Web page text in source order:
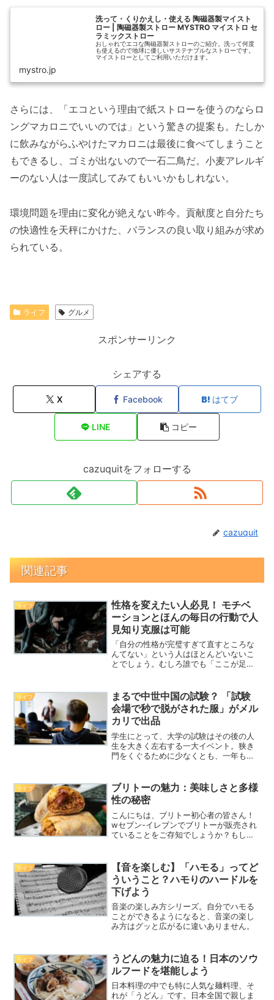
洗って・くりかえし・使える 陶磁器製マイスト
ロー | 陶磁器製ストロー MYSTRO マイストロ セ
ラミックストロー
おしゃれでエコな陶磁器製ストローのご紹介。洗って何度
も使えるので地球に優しいサステナブルなストローです。
マイストローとしてご利用いただけます。
mystro.jp
さらには、「エコという理由で紙ストローを使うのならロ
ングマカロニでいいのでは」という驚きの提案も。たしか
に飲みながらふやけたマカロニは最後に食べてしまうこと
もできるし、ゴミが出ないので一石二鳥だ。小麦アレルギ
ーのない人は一度試してみてもいいかもしれない。
環境問題を理由に変化が絶えない昨今。貢献度と自分たち
の快適性を天秤にかけた、バランスの良い取り組みが求め
られている。
ライフ グルメ
スポンサーリンク
シェアする
X Facebook はてブ
LINE コピー
cazuquitをフォローする
cazuquit
関連記事
ライフ
性格を変えたい人必見！ モチベ
ーションとほんの毎日の行動で人
見知り克服は可能
「自分の性格が完璧すぎて直すところな
んてない」という人はほとんどいないこ
とでしょう。むしろ誰でも「ここが足り
が克服したい問題の1つは人見知りかもし
れません。YouTub...
ライフ
まるで中世中国の試験？ 「試験
会場で秒で脱がされた服」がメル
カリで出品
学生にとって、大学の試験はその後の人
生を大きく左右する一大イベント。狭き
門をくぐるために少なくとも、一年もし
割合の人々がこのような経験をしたこと
があるのではないだろう...
ライフ
ブリトーの魅力：美味しさと多様
性の秘密
こんにちは、ブリトー初心者の皆さん！
wセブン-イレブンでブリトーが販売され
ていることをご存知でしょうか？もしま
理解し、次回のランチやディナーでブリ
トーを選んでみてくださ...
ライフ
【音を楽しむ】「ハモる」ってど
ういうこと？ハモりのハードルを
下げよう
音楽の楽しみ方シリーズ。自分でハモる
ことができるようになると、音楽の楽し
み方はグッと広がるに違いありません。
ライフ
うどんの魅力に迫る！日本のソウ
ルフードを堪能しよう
日本料理の中でも特に人気な麺料理、そ
れが「うどん」です。日本全国で親しま